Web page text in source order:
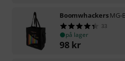
BoomwhackersMG-
33
på lager
98 kr